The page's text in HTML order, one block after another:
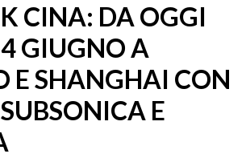
CINA: DA OGGI
GIUGNO A
E SHANGHAI CON
E